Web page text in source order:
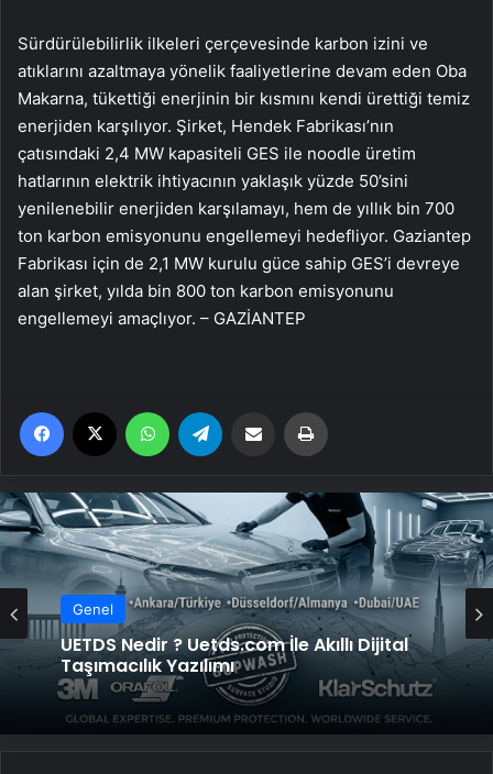
Sürdürülebilirlik ilkeleri çerçevesinde karbon izini ve
atıklarını azaltmaya yönelik faaliyetlerine devam eden Oba
Makarna, tükettiği enerjinin bir kısmını kendi ürettiği temiz
enerjiden karşılıyor. Şirket, Hendek Fabrikası’nın
çatısındaki 2,4 MW kapasiteli GES ile noodle üretim
hatlarının elektrik ihtiyacının yaklaşık yüzde 50’sini
yenilenebilir enerjiden karşılamayı, hem de yıllık bin 700
ton karbon emisyonunu engellemeyi hedefliyor. Gaziantep
Fabrikası için de 2,1 MW kurulu güce sahip GES’i devreye
alan şirket, yılda bin 800 ton karbon emisyonunu
engellemeyi amaçlıyor. – GAZİANTEP
Facebook WhatsApp Email'den paylaş
Genel
UETDS Nedir ? Uetds.com İle Akıllı Dijital
Taşımacılık Yazılımı